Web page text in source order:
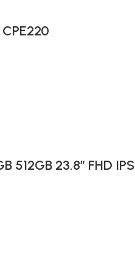
512GB 23.8″ FHD IPS